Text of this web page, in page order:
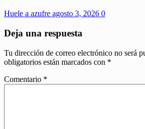
Huele a azufre agosto 3, 2026 0
Deja una respuesta
Tu dirección de correo electrónico no será
obligatorios están marcados con *
Comentario *